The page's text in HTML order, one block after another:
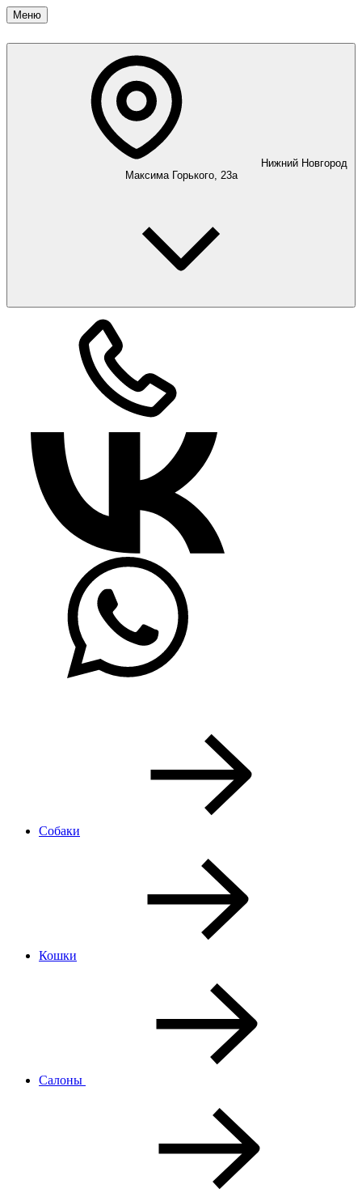
Меню
Нижний Новгород
Максима Горького, 23а
Собаки
Кошки
Салоны